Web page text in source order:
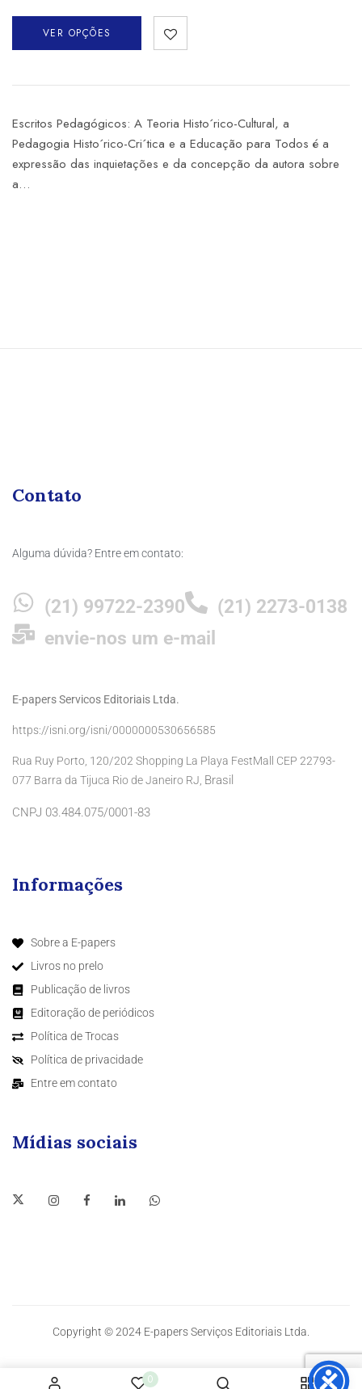
0
VER OPÇÕES
Escritos Pedagógicos: A Teoria Histo´rico-Cultural, a
Pedagogia Histo´rico-Cri´tica e a Educação para Todos é a
expressão das inquietações e da concepção da autora sobre
a…
Contato
Alguma dúvida? Entre em contato:
(21) 99722-2390
(21) 2273-0138
envie-nos um e-mail
E-papers Servicos Editoriais Ltda.
https://isni.org/isni/0000000530656585
Rua Ruy Porto, 120/202 Shopping La Playa FestMall CEP 22793-
077 Barra da Tijuca Rio de Janeiro RJ, Brasil
CNPJ 03.484.075/0001-83
Informações
Sobre a E-papers
Livros no prelo
Publicação de livros
Editoração de periódicos
Política de Trocas
Política de privacidade
Entre em contato
Mídias sociais
Copyright © 2024 E-papers Serviços Editoriais Ltda.